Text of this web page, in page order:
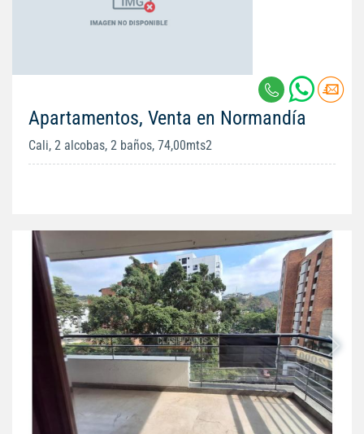
Apartamentos, Venta en Normandía
Cali, 2 alcobas, 2 baños, 74,00mts2